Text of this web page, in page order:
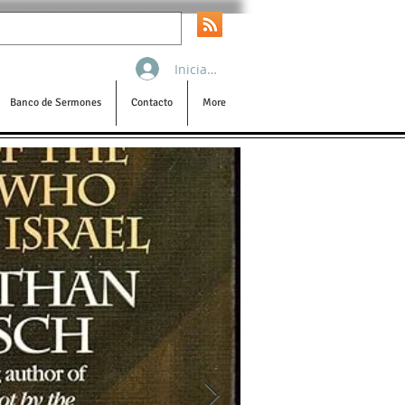
Banco de Sermones Contacto More
Iniciar sesión